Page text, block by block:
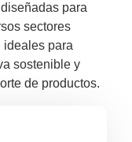
diseñadas para
sectores
ideales para
sostenible y
de productos.